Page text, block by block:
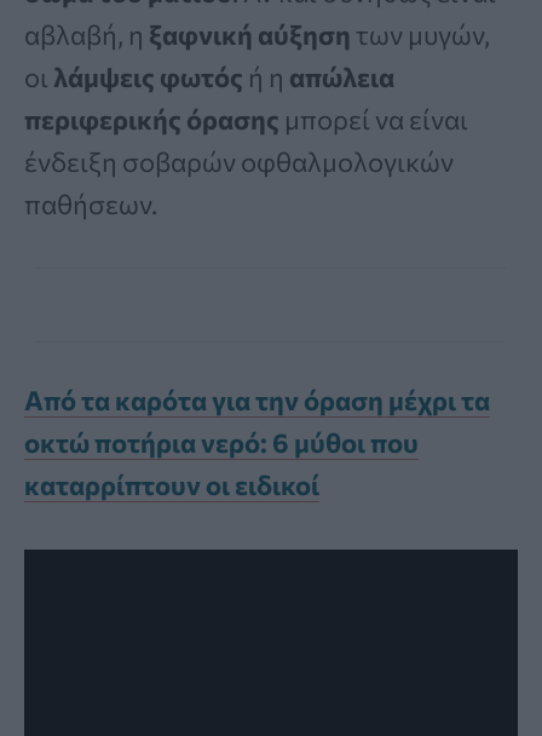
αβλαβή, η ξαφνική αύξηση των μυγών,
οι λάμψεις φωτός ή η απώλεια
περιφερικής όρασης μπορεί να είναι
ένδειξη σοβαρών οφθαλμολογικών
παθήσεων.
Από τα καρότα για την όραση μέχρι τα
οκτώ ποτήρια νερό: 6 μύθοι που
καταρρίπτουν οι ειδικοί